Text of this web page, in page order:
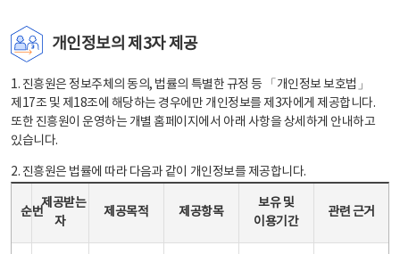
개인정보의 제3자 제공
1. 진흥원은 정보주체의 동의, 법률의 특별한 규정 등 「개인정보 보호법」
제17조 및 제18조에 해당하는 경우에만 개인정보를 제3자에게 제공합니다.
또한 진흥원이 운영하는 개별 홈페이지에서 아래 사항을 상세하게 안내하고
있습니다.
2. 진흥원은 법률에 따라 다음과 같이 개인정보를 제공합니다.
순번
제공받는
자
제공목적 제공항목
보유 및
이용기간
관련 근거